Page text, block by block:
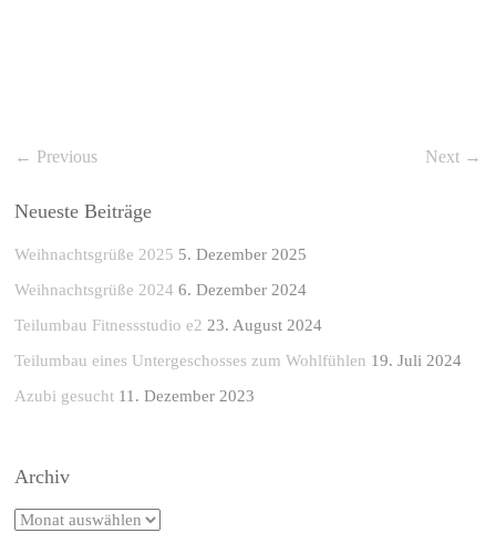
← Previous Next →
Neueste Beiträge
Weihnachtsgrüße 2025 5. Dezember 2025
Weihnachtsgrüße 2024 6. Dezember 2024
Teilumbau Fitnessstudio e2 23. August 2024
Teilumbau eines Untergeschosses zum Wohlfühlen 19. Juli 2024
Azubi gesucht 11. Dezember 2023
Archiv